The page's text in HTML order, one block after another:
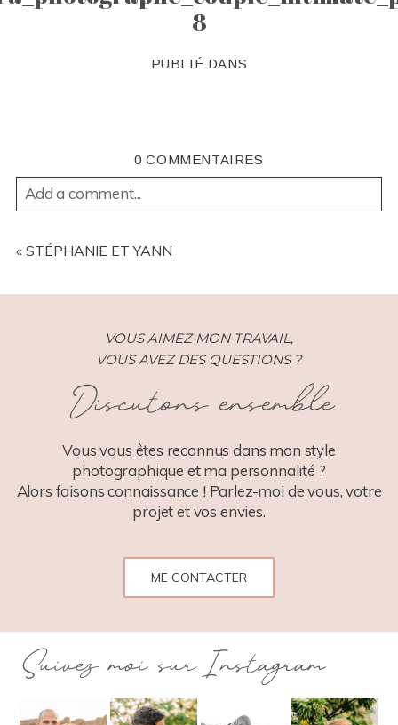
8
PUBLIÉ DANS
0 COMMENTAIRES
Add a comment...
REQUIRED FIELDS ARE MARKED *
« STÉPHANIE ET YANN
VOUS AIMEZ MON TRAVAIL,
VOUS AVEZ DES QUESTIONS ?
Discutons ensemble
Vous vous êtes reconnus dans mon style
photographique et ma personnalité ?
Alors faisons connaissance ! Parlez-moi de vous, votre
projet et vos envies.
ME CONTACTER
Suivez moi sur Instagram